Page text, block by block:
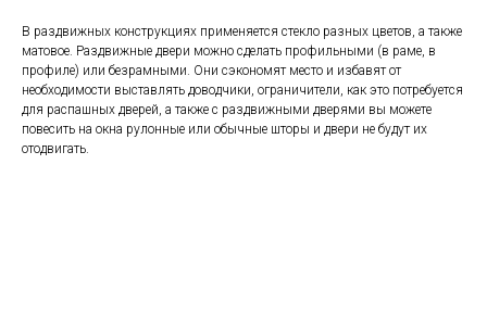
В раздвижных конструкциях применяется стекло разных цветов, а также
матовое. Раздвижные двери можно сделать профильными (в раме, в
профиле) или безрамными. Они сэкономят место и избавят от
необходимости выставлять доводчики, ограничители, как это потребуется
для распашных дверей, а также с раздвижными дверями вы можете
повесить на окна рулонные или обычные шторы и двери не будут их
отодвигать.